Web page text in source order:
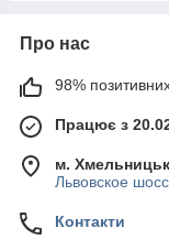
Про нас
98% позитивних
Працює з
м.
Львовское
Контакти